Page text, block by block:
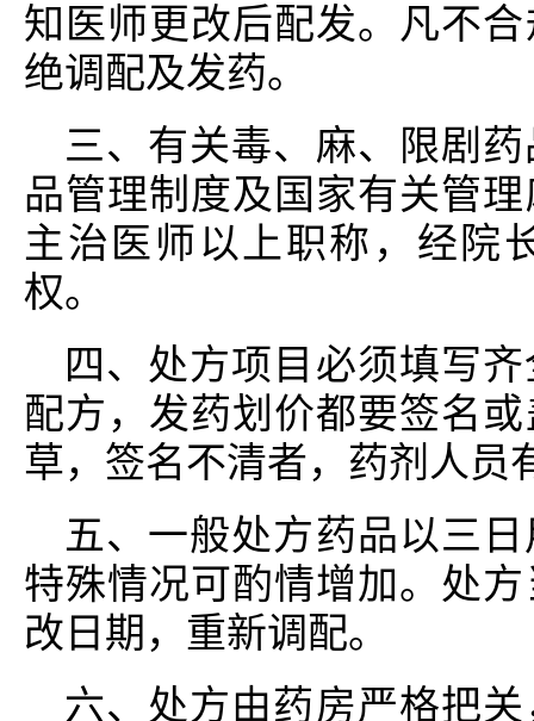
知医师更改后配发。凡不
绝调配及发药。
三、有关毒、麻、限剧
品管理制度及国家有关管
主治医师以上职称，经院
权。
四、处方项目必须填写
配方，发药划价都要签名
草，签名不清者，药剂人员
五、一般处方药品以三
特殊情况可酌情增加。处
改日期，重新调配。
六、处方由药房严格把